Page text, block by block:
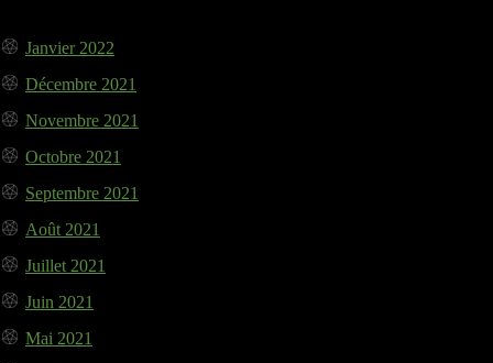
Janvier 2022
Décembre 2021
Novembre 2021
Octobre 2021
Septembre 2021
Août 2021
Juillet 2021
Juin 2021
Mai 2021